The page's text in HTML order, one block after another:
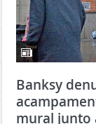
Banksy
mural junto